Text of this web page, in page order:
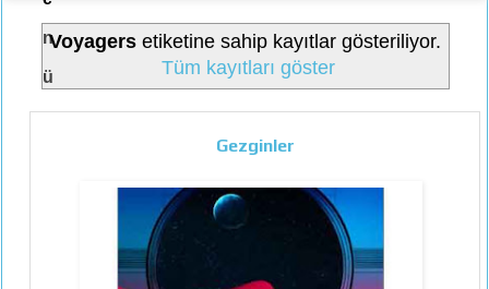
n
ü
Voyagersetiketine sahip kayıtlar gösteriliyor.
Tüm kayıtları göster
Gezginler